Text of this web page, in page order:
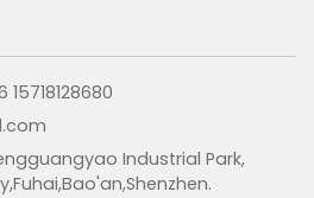
15718128680
Industrial Park,